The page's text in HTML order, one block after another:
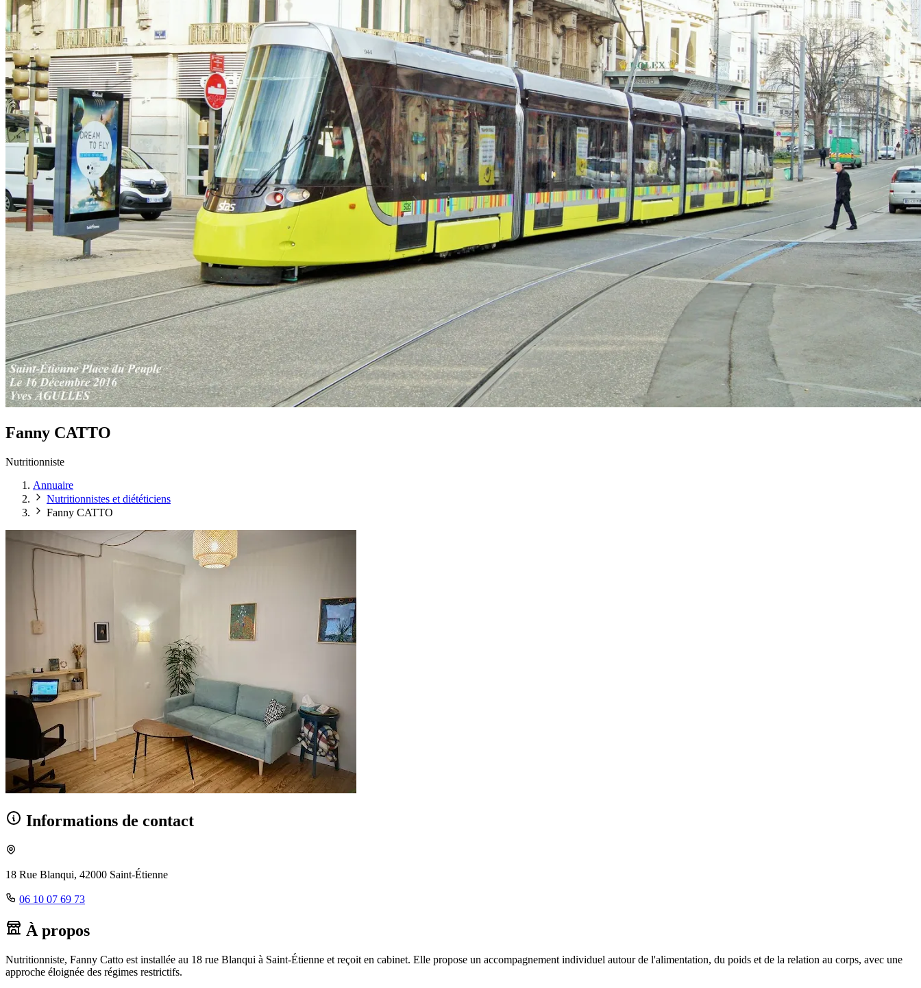
Fanny CATTO
Nutritionniste
Annuaire
Nutritionnistes et diététiciens
Fanny CATTO
Informations de contact
18 Rue Blanqui, 42000 Saint-Étienne
06 10 07 69 73
À propos
Nutritionniste, Fanny Catto est installée au 18 rue Blanqui à Saint-Étienne et reçoit en cabinet. Elle propose un accompagnement individuel autour de l'alimentation, du poids et de la relation au corps, avec une
approche éloignée des régimes restrictifs.